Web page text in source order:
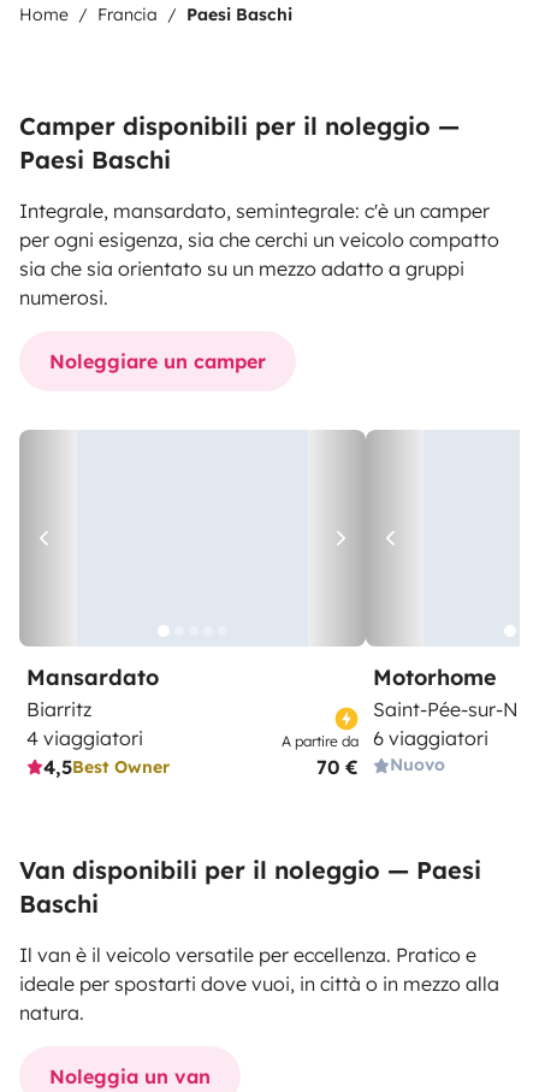
Home Francia Paesi Baschi
Camper disponibili per il noleggio —
Paesi Baschi
Integrale, mansardato, semintegrale: c'è un camper
per ogni esigenza, sia che cerchi un veicolo compatto
sia che sia orientato su un mezzo adatto a gruppi
numerosi.
Noleggiare un camper
Mansardato
Biarritz
4 viaggiatori
4,5Best Owner
A partire da
70 €
Motorhome
Saint-Pée-sur-
6 viaggiatori
Nuovo
Van disponibili per il noleggio — Paesi
Baschi
Il van è il veicolo versatile per eccellenza. Pratico e
ideale per spostarti dove vuoi, in città o in mezzo alla
natura.
Noleggia un van